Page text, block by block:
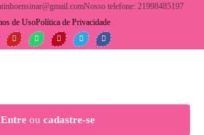
Nosso telefone: 21998485197
de UsoPolítica de Privacidade
Entreou cadastre-se